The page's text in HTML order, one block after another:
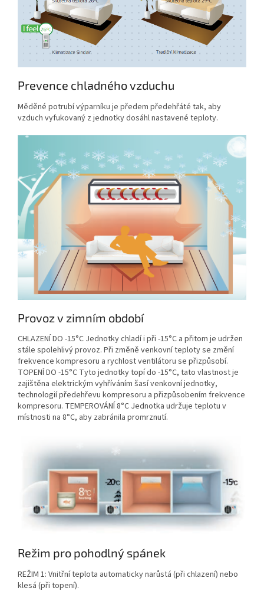
Prevence chladného vzduchu
Měděné potrubí výparníku je předem předehřáté tak, aby
vzduch vyfukovaný z jednotky dosáhl nastavené teploty.
Provoz v zimním období
CHLAZENÍ DO -15°C Jednotky chladí i při -15°C a přitom je udržen
stále spolehlivý provoz. Při změně venkovní teploty se změní
frekvence kompresoru a rychlost ventilátoru se přizpůsobí.
TOPENÍ DO -15°C Tyto jednotky topí do -15°C, tato vlastnost je
zajištěna elektrickým vyhříváním šasí venkovní jednotky,
technologií předehřevu kompresoru a přizpůsobením frekvence
kompresoru. TEMPEROVÁNÍ 8°C Jednotka udržuje teplotu v
místnosti na 8°C, aby zabránila promrznutí.
Režim pro pohodlný spánek
REŽIM 1: Vnitřní teplota automaticky narůstá (při chlazení) nebo
klesá (při topení).